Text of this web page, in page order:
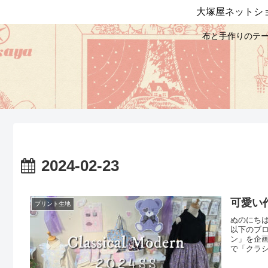
布と手作りのテ
大塚屋ネットシ
2024-02-23
プリント生地 可愛い
ぬのにち
以下のブ
ン」を企
で「クラ